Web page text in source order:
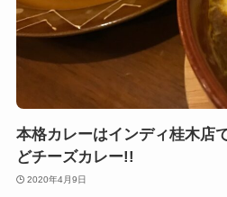
本格カレーはインディ桂木店
どチーズカレー!!
2020年4月9日